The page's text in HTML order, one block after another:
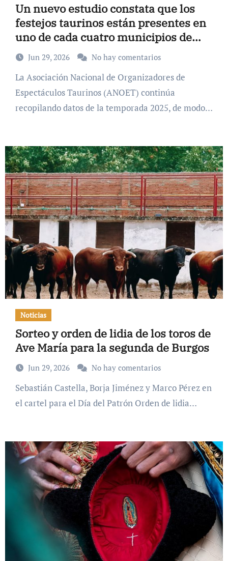
Un nuevo estudio constata que los
festejos taurinos están presentes en
uno de cada cuatro municipios de
España
Jun 29, 2026 No hay comentarios
La Asociación Nacional de Organizadores de
Espectáculos Taurinos (ANOET) continúa
recopilando datos de la temporada 2025, de modo…
Noticias
Sorteo y orden de lidia de los toros de
Ave María para la segunda de Burgos
Jun 29, 2026 No hay comentarios
Sebastián Castella, Borja Jiménez y Marco Pérez en
el cartel para el Día del Patrón Orden de lidia…